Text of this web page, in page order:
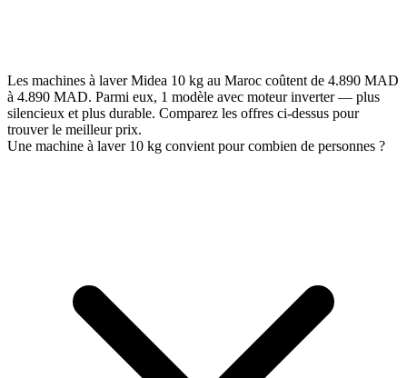
Les machines à laver Midea 10 kg au Maroc coûtent de 4.890 MAD
à 4.890 MAD. Parmi eux, 1 modèle avec moteur inverter — plus
silencieux et plus durable. Comparez les offres ci-dessus pour
trouver le meilleur prix.
Une machine à laver 10 kg convient pour combien de personnes ?